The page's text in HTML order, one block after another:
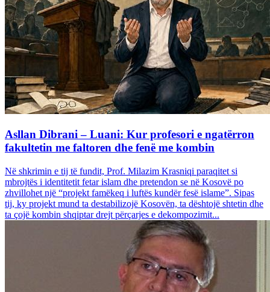
Asllan Dibrani – Luani: Kur profesori e ngatërron
fakultetin me faltoren dhe fenë me kombin
Në shkrimin e tij të fundit, Prof. Milazim Krasniqi paraqitet si
mbrojtës i identitetit fetar islam dhe pretendon se në Kosovë po
zhvillohet një “projekt famëkeq i luftës kundër fesë islame”. Sipas
tij, ky projekt mund ta destabilizojë Kosovën, ta dështojë shtetin dhe
ta çojë kombin shqiptar drejt përçarjes e dekompozimit...